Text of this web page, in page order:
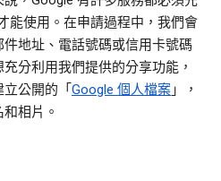
能使用。在申請過程中，我們會
地址、電話號碼或信用卡號碼
充分利用我們提供的分享功能，
公開的「 Google 個人檔案 」，
相片。